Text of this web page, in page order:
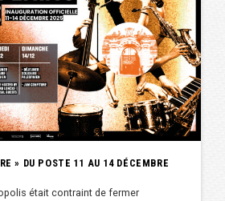
» DU POSTE 11 AU 14 DÉCEMBRE
était contraint de fermer